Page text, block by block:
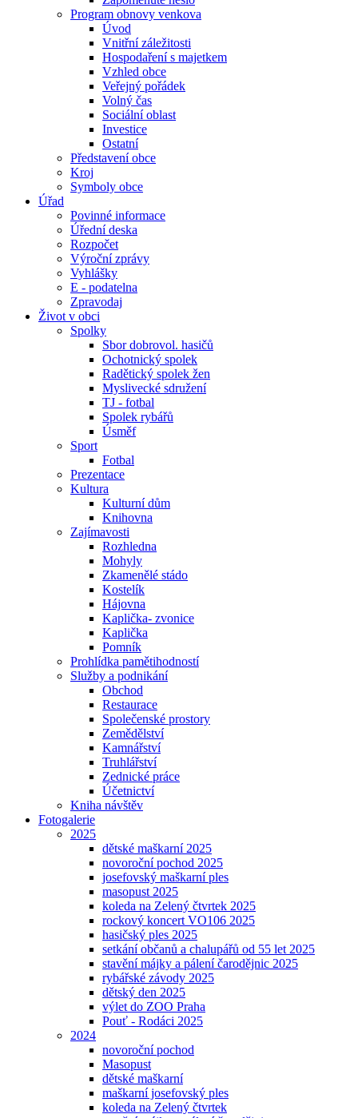
Program obnovy venkova
Úvod
Vnitřní záležitosti
Hospodaření s majetkem
Vzhled obce
Veřejný pořádek
Volný čas
Sociální oblast
Investice
Ostatní
Představení obce
Kroj
Symboly obce
Úřad
Povinné informace
Úřední deska
Rozpočet
Výroční zprávy
Vyhlášky
E - podatelna
Zpravodaj
Život v obci
Spolky
Sbor dobrovol. hasičů
Ochotnický spolek
Radětický spolek žen
Myslivecké sdružení
TJ - fotbal
Spolek rybářů
Úsměf
Sport
Fotbal
Prezentace
Kultura
Kulturní dům
Knihovna
Zajímavosti
Rozhledna
Mohyly
Zkamenělé stádo
Kostelík
Hájovna
Kaplička- zvonice
Kaplička
Pomník
Prohlídka pamětihodností
Služby a podnikání
Obchod
Restaurace
Společenské prostory
Zemědělství
Kamnářství
Truhlářství
Zednické práce
Účetnictví
Kniha návštěv
Fotogalerie
2025
dětské maškarní 2025
novoroční pochod 2025
josefovský maškarní ples
masopust 2025
koleda na Zelený čtvrtek 2025
rockový koncert VO106 2025
hasičský ples 2025
setkání občanů a chalupářů od 55 let 2025
stavění májky a pálení čarodějnic 2025
rybářské závody 2025
dětský den 2025
výlet do ZOO Praha
Pouť - Rodáci 2025
2024
novoroční pochod
Masopust
dětské maškarní
maškarní josefovský ples
koleda na Zelený čtvrtek